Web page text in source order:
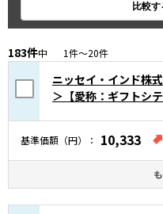
183件中 1件～20件
ニッセイ・インド株
＞【愛称：ギフトシテ
基準価額（円） 10,333